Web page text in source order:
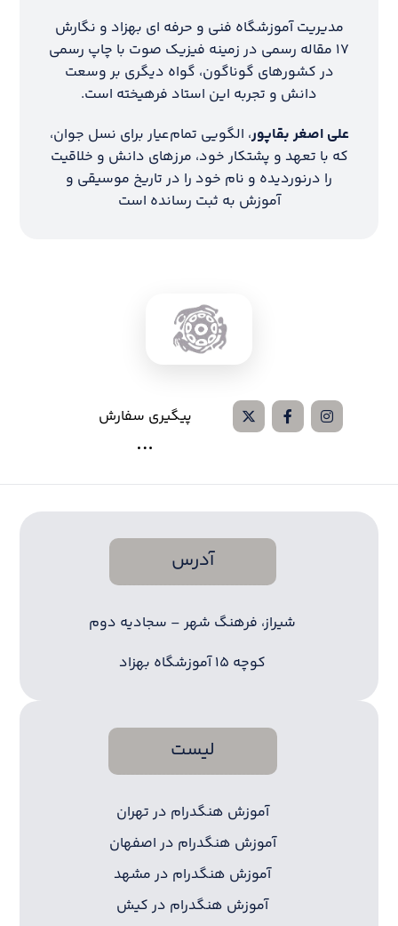
مدیریت آموزشگاه فنی و حرفه ای بهزاد و نگارش
۱۷ مقاله رسمی در زمینه فیزیک صوت با چاپ رسمی
در کشورهای گوناگون، گواه دیگری بر وسعت
دانش و تجربه این استاد فرهیخته است.
علی اصغر بقاپور، الگویی تمام‌عیار برای نسل جوان،
که با تعهد و پشتکار خود، مرزهای دانش و خلاقیت
را درنوردیده و نام خود را در تاریخ موسیقی و
آموزش به ثبت رسانده است
پیگیری سفارش
آدرس
شیراز، فرهنگ شهر – سجادیه دوم
کوچه ۱۵ آموزشگاه بهزاد
لیست
آموزش هنگدرام در تهران
آموزش هنگدرام در اصفهان
آموزش هنگدرام در مشهد
آموزش هنگدرام در کیش